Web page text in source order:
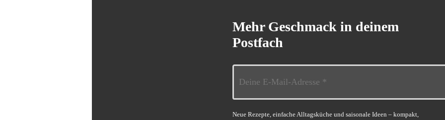
Mehr Geschmack in deinem
Postfach
Neue Rezepte, einfache Alltagsküche und saisonale Ideen – kompakt,